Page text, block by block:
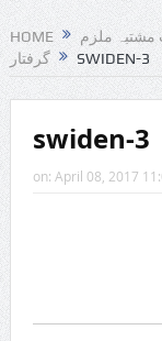
HOME
مشتبہ ملزم
گرفتار
SWIDEN-3
swiden-3
on: April 08, 2017